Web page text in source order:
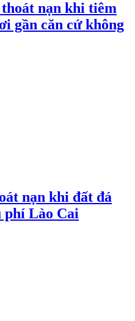
nạn khi tiêm
gần căn cứ không
nạn khi đất đá
phí Lào Cai